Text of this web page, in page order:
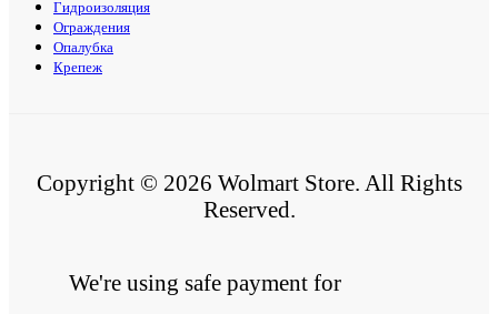
Гидроизоляция
Ограждения
Опалубка
Крепеж
Copyright © 2026 Wolmart Store. All Rights
Reserved.
We're using safe payment for